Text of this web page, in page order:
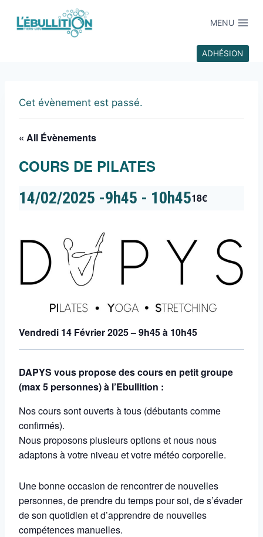
MENU
ADHÉSION
Cet évènement est passé.
« All Évènements
COURS DE PILATES
14/02/2025 -9h45 - 10h4518€
Vendredi 14 Février 2025 – 9h45 à 10h45
DAPYS vous propose des cours en petit groupe
(max 5 personnes) à l’Ebullition :
Nos cours sont ouverts à tous (débutants comme
confirmés).
Nous proposons plusieurs options et nous nous
adaptons à votre niveau et votre météo corporelle.
Une bonne occasion de rencontrer de nouvelles
personnes, de prendre du temps pour soi, de s’évader
de son quotidien et d’apprendre de nouvelles
compétences manuelles.